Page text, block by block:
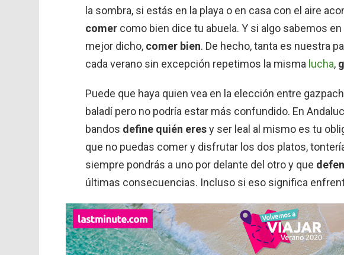
la sombra, si estás en la playa o en casa con el aire
comer como bien dice tu abuela. Y si algo sabemos en
mejor dicho, comer bien. De hecho, tanta es nuestra
cada verano sin excepción repetimos la misma lucha,
Puede que haya quien vea en la elección entre
baladí pero no podría estar más confundido. En
bandos define quién eresy ser leal al mismo es tu
que no puedas comer y disfrutar los dos platos,
siempre pondrás a uno por delante del otro y que
últimas consecuencias. Incluso si eso significa